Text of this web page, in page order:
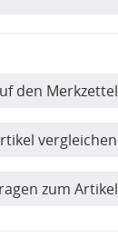
den Merkzettel
vergleichen
zum Artikel